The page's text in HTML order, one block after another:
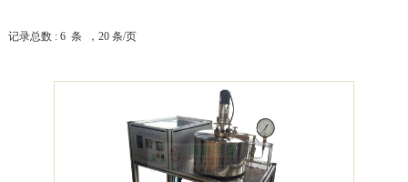
记录总数 : 6 条 ，20 条/页